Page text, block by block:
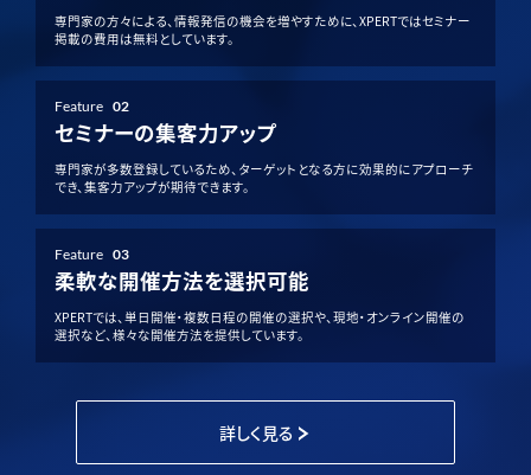
専門家の方々による、情報発信の機会を増やすために、XPERTではセミナー
掲載の費用は無料としています。
Feature 02
セミナーの集客力アップ
専門家が多数登録しているため、ターゲットとなる方に効果的にアプローチ
でき、集客力アップが期待できます。
Feature 03
柔軟な開催方法を選択可能
XPERTでは、単日開催・複数日程の開催の選択や、現地・オンライン開催の
選択など、様々な開催方法を提供しています。
詳しく見る